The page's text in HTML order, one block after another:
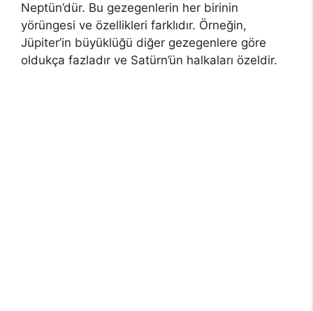
Neptün’dür. Bu gezegenlerin her birinin
yörüngesi ve özellikleri farklıdır. Örneğin,
Jüpiter’in büyüklüğü diğer gezegenlere göre
oldukça fazladır ve Satürn’ün halkaları özeldir.